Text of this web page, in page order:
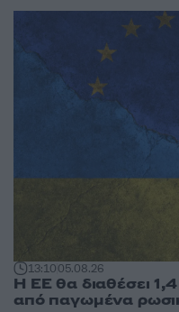
13:1005.08.26
Η ΕΕ θα διαθέσει
από παγωμένα